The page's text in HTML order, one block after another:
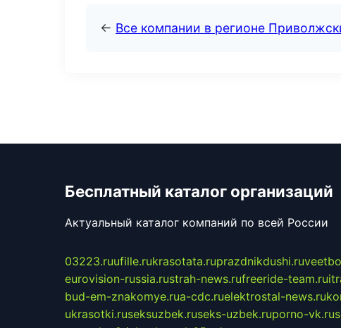
← Все компании в регионе
Бесплатный каталог организаций
Актуальный каталог компаний по всей России
03223.ruufille.rukrasotata.ruprazdnikdushi.ru
eurovision-russia.rustrah-news.rufreeride-team.ru
bud-em-znakomye.rua-cdc.ruelektrostal-news.ru
ukrasotki.ruseksuzbek.ruseks-uzbek.ruporno-vk.ru